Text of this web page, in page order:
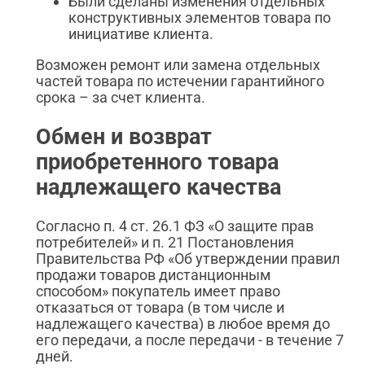
конструктивных элементов товара по
инициативе клиента.
Возможен ремонт или замена отдельных
частей товара по истечении гарантийного
срока – за счет клиента.
Обмен и возврат
приобретенного товара
надлежащего качества
Согласно п. 4 ст. 26.1 ФЗ «О защите прав
потребителей» и п. 21 Постановления
Правительства РФ «Об утверждении правил
продажи товаров дистанционным
способом» покупатель имеет право
отказаться от товара (в том числе и
надлежащего качества) в любое время до
его передачи, а после передачи - в течение 7
дней.